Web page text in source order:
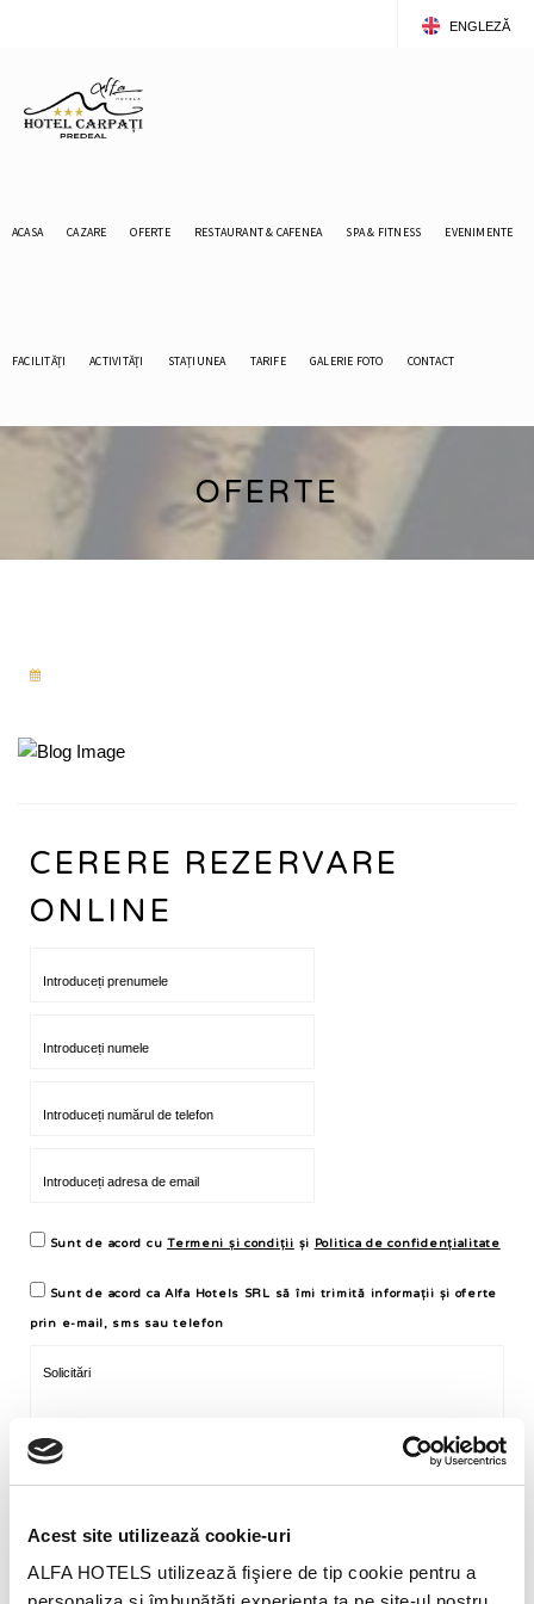
Acest site utilizează cookie-uri
ALFA HOTELS utilizează fişiere de tip cookie pentru a
ENGLEZĂ
ACASA CAZARE OFERTE RESTAURANT & CAFENEA SPA & FITNESS EVENIMENTE
FACILITĂȚI ACTIVITĂȚI STAȚIUNEA TARIFE GALERIE FOTO CONTACT
OFERTE
CERERE REZERVARE
ONLINE
Sunt de acord cuTermeni și condiții și Politica de confidențialitate
Sunt de acord ca Alfa Hotels SRL să îmi trimită informații și oferte
prin e-mail, sms sau telefon